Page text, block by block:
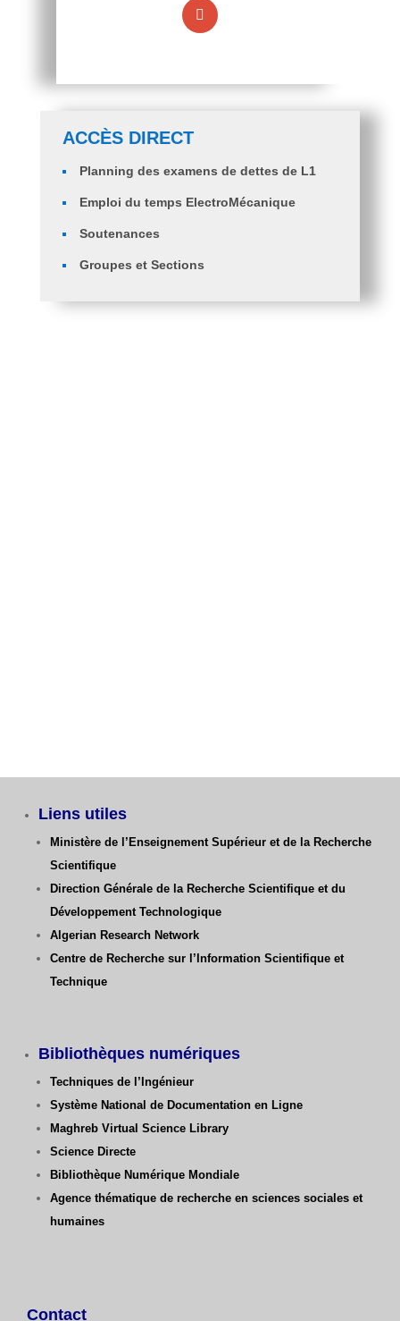
ACCÈS DIRECT
Planning des examens de dettes de L1
Emploi du temps ElectroMécanique
Soutenances
Groupes et Sections
Liens utiles
Ministère de l’Enseignement Supérieur et de la Recherche
Scientifique
Direction Générale de la Recherche Scientifique et du
Développement Technologique
Algerian Research Network
Centre de Recherche sur l’Information Scientifique et
Technique
Bibliothèques numériques
Techniques de l’Ingénieur
Système National de Documentation en Ligne
Maghreb Virtual Science Library
Science Directe
Bibliothèque Numérique Mondiale
Agence thématique de recherche en sciences sociales et
humaines
Contact